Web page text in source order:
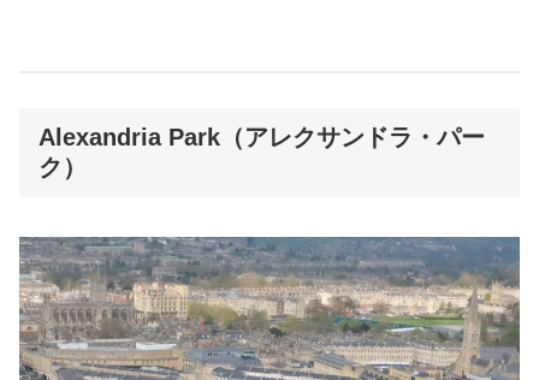
Alexandria Park（アレクサンドラ・パー
ク）